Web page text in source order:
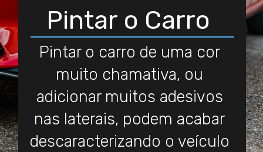
Pintar o carro de uma cor
muito chamativa, ou
adicionar muitos adesivos
nas laterais, podem acabar
descaracterizando o veículo
Pintar o Carro